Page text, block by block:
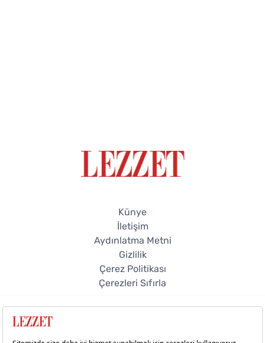
Künye
İletişim
Aydınlatma Metni
Gizlilik
Çerez Politikası
Çerezleri Sıfırla